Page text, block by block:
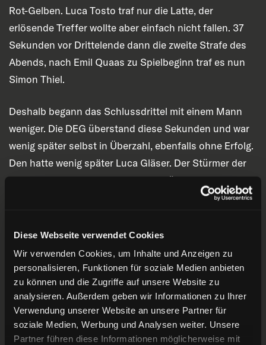
Diese Webseite verwendet Cookies
Wir verwenden Cookies, um Inhalte und Anzeigen zu
personalisieren, Funktionen für soziale Medien anbieten
zu können und die Zugriffe auf unsere Website zu
analysieren. Außerdem geben wir Informationen zu Ihrer
Verwendung unserer Website an unsere Partner für
soziale Medien, Werbung und Analysen weiter. Unsere
Partner führen diese Informationen möglicherweise mit
Rot-Gelben. Luca Tosto traf nur die Latte, der
erlösende Treffer wollte aber einfach nicht fallen. 37
Sekunden vor Drittelende dann die zweite Strafe des
Abends, nach Emil Quaas zu Spielbeginn traf es nun
Simon Thiel.
Deshalb begann das Schlussdrittel mit einem Mann
weniger. Die DEG überstand diese Sekunden und war
wenig später selbst in Überzahl, ebenfalls ohne Erfolg.
Den hatte wenig später Luca Gläser. Der Stürmer der
blauen Teufel lief einen Konter und überwand Bednard
aus spitzem Winkel zum 1:0 für die Gäste (44:52).
war es Hirano, der einnetzen konnte. Bei 47:34 machte
er das 1:1 – irgendwie abgefälscht und glücklich –, aber
egal. Die Vorlage kam von Emil Quaas. Wenig später
fuhr Thiel alleine auf das Tor zu, scheiterte aber an
Wolf. Das hätte die erste Führung sein können. Die
kam wenig später durch Max Faber! Der Kapitän traf
im nächsten Powerplay von der Blauen Linie – es war